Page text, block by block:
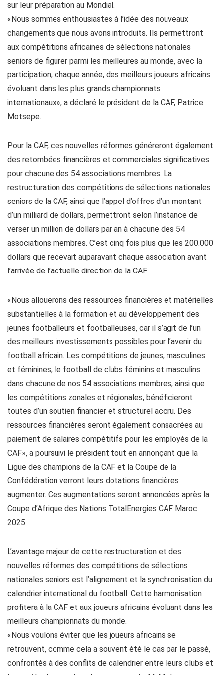
sur leur préparation au Mondial.
«Nous sommes enthousiastes à l’idée des nouveaux
changements que nous avons introduits. Ils permettront
aux compétitions africaines de sélections nationales
seniors de figurer parmi les meilleures au monde, avec la
participation, chaque année, des meilleurs joueurs africains
évoluant dans les plus grands championnats
internationaux», a déclaré le président de la CAF, Patrice
Motsepe.
Pour la CAF, ces nouvelles réformes généreront également
des retombées financières et commerciales significatives
pour chacune des 54 associations membres. La
restructuration des compétitions de sélections nationales
seniors de la CAF, ainsi que l’appel d’offres d’un montant
d’un milliard de dollars, permettront selon l’instance de
verser un million de dollars par an à chacune des 54
associations membres. C’est cinq fois plus que les 200.000
dollars que recevait auparavant chaque association avant
l’arrivée de l’actuelle direction de la CAF.
«Nous allouerons des ressources financières et matérielles
substantielles à la formation et au développement des
jeunes footballeurs et footballeuses, car il s’agit de l’un
des meilleurs investissements possibles pour l’avenir du
football africain. Les compétitions de jeunes, masculines
et féminines, le football de clubs féminins et masculins
dans chacune de nos 54 associations membres, ainsi que
les compétitions zonales et régionales, bénéficieront
toutes d’un soutien financier et structurel accru. Des
ressources financières seront également consacrées au
paiement de salaires compétitifs pour les employés de la
CAF», a poursuivi le président tout en annonçant que la
Ligue des champions de la CAF et la Coupe de la
Confédération verront leurs dotations financières
augmenter. Ces augmentations seront annoncées après la
Coupe d’Afrique des Nations TotalEnergies CAF Maroc
2025.
L’avantage majeur de cette restructuration et des
nouvelles réformes des compétitions de sélections
nationales seniors est l’alignement et la synchronisation du
calendrier international du football. Cette harmonisation
profitera à la CAF et aux joueurs africains évoluant dans les
meilleurs championnats du monde.
«Nous voulons éviter que les joueurs africains se
retrouvent, comme cela a souvent été le cas par le passé,
confrontés à des conflits de calendrier entre leurs clubs et